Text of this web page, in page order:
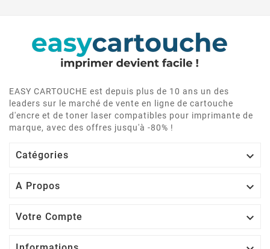
EASY CARTOUCHE est depuis plus de 10 ans un des
leaders sur le marché de vente en ligne de cartouche
d'encre et de toner laser compatibles pour imprimante de
marque, avec des offres jusqu'à -80% !
Catégories 
A Propos 
Votre Compte 